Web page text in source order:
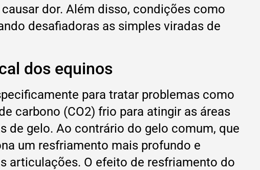
dor. Além disso, condições como
desafiadoras as simples viradas de
dos equinos
para tratar problemas como
carbono (CO2) frio para atingir as áreas
de gelo. Ao contrário do gelo comum, que
um resfriamento mais profundo e
articulações. O efeito de resfriamento do